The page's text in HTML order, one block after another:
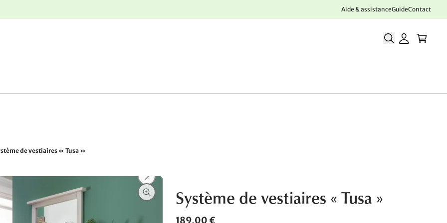
Aide & assistanceGuideContact
de vestiaires « Tusa »
Système de vestiaires « Tusa »
189,00 €